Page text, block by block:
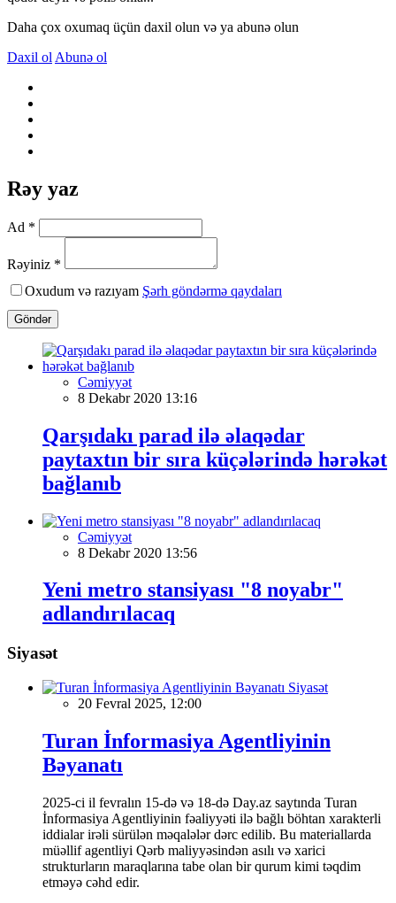
Daha çox oxumaq üçün daxil olun və ya abunə olun
Daxil ol Abunə ol
Rəy yaz
Ad *
Rəyiniz *
Oxudum və razıyam Şərh göndərmə qaydaları
Göndər
Cəmiyyət
8 Dekabr 2020 13:16
Qarşıdakı parad ilə əlaqədar
paytaxtın bir sıra küçələrində hərəkət
bağlanıb
Cəmiyyət
8 Dekabr 2020 13:56
Yeni metro stansiyası "8 noyabr"
adlandırılacaq
Siyasət
Siyasət
20 Fevral 2025, 12:00
Turan İnformasiya Agentliyinin
Bəyanatı
2025-ci il fevralın 15-də və 18-də Day.az saytında Turan
İnformasiya Agentliyinin fəaliyyəti ilə bağlı böhtan xarakterli
iddialar irəli sürülən məqalələr dərc edilib. Bu materiallarda
müəllif agentliyi Qərb maliyyəsindən asılı və xarici
strukturların maraqlarına tabe olan bir qurum kimi təqdim
etməyə cəhd edir.